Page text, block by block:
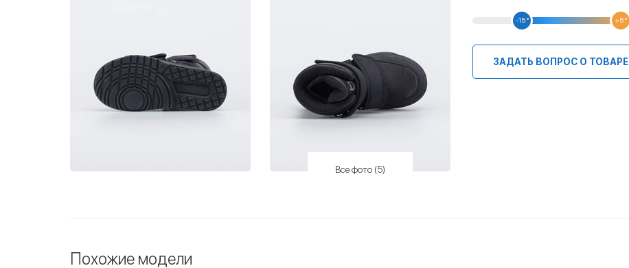
Все фото (5)
-15 ° +5 °
ЗАДАТЬ ВОПРОС О ТОВАРЕ
Похожие модели